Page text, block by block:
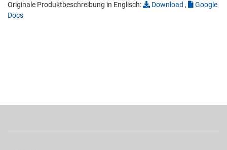
Originale Produktbeschreibung in Englisch:
Download ,
Google
Docs